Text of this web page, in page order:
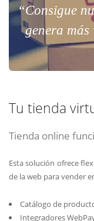
“Consigue
genera más
Tu tienda
Tienda online
Esta solución ofrece
de la web para vender
Catálogo de
Integradores